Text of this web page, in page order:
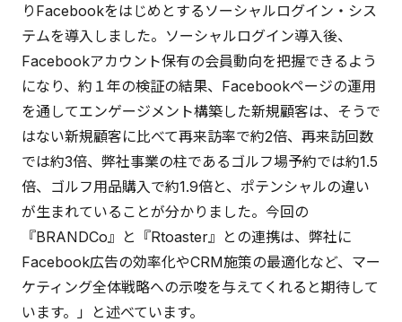
りFacebookをはじめとするソーシャルログイン・シス
テムを導入しました。ソーシャルログイン導入後、
Facebookアカウント保有の会員動向を把握できるよう
になり、約１年の検証の結果、Facebookページの運用
を通してエンゲージメント構築した新規顧客は、そうで
はない新規顧客に比べて再来訪率で約2倍、再来訪回数
では約3倍、弊社事業の柱であるゴルフ場予約では約1.5
倍、ゴルフ用品購入で約1.9倍と、ポテンシャルの違い
が生まれていることが分かりました。今回の
『BRANDCo』と『Rtoaster』との連携は、弊社に
Facebook広告の効率化やCRM施策の最適化など、マー
ケティング全体戦略への示唆を与えてくれると期待して
います。」と述べています。